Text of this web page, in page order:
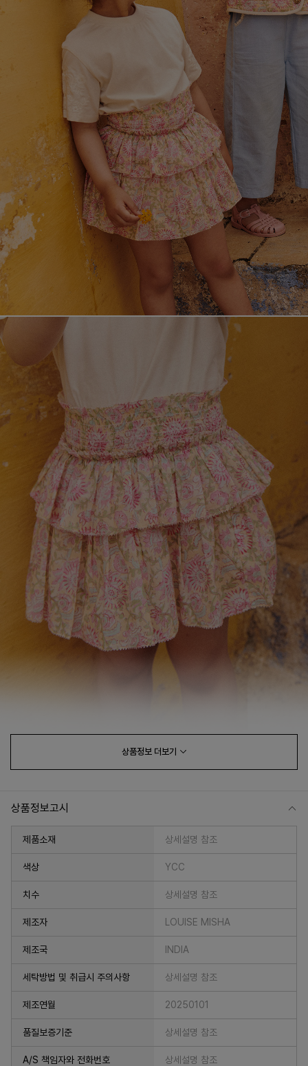
상품정보 더보기
상품정보고시
제품소재 상세설명 참조
색상 YCC
치수 상세설명 참조
제조자 LOUISE MISHA
제조국 INDIA
세탁방법 및 취급시 주의사항 상세설명 참조
제조연월 20250101
품질보증기준 상세설명 참조
A/S 책임자와 전화번호 상세설명 참조